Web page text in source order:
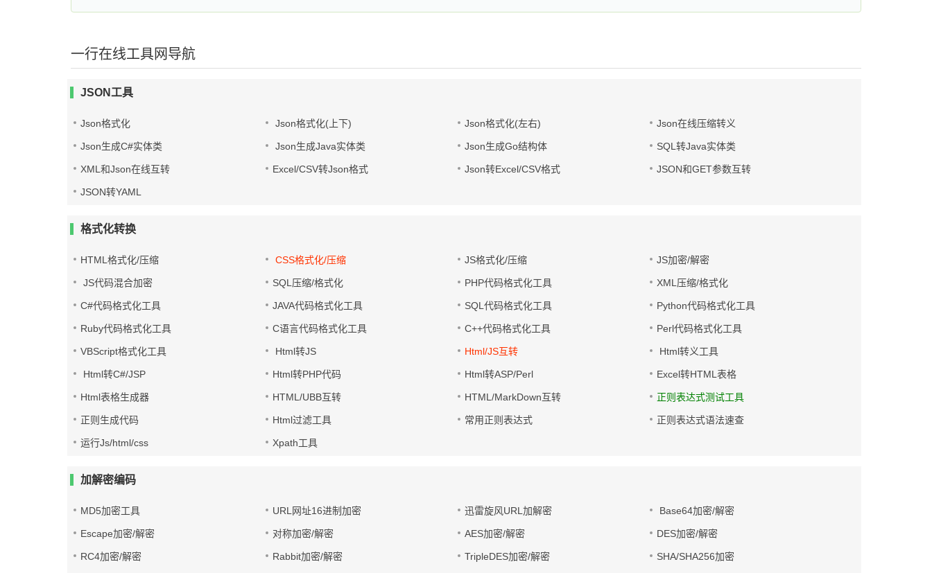
一行在线工具网导航
JSON工具
Json格式化 Json格式化(上下) Json格式化(左右) Json在线压缩转义
Json生成C#实体类 Json生成Java实体类 Json生成Go结构体 SQL转Java实体类
XML和Json在线互转 Excel/CSV转Json格式 Json转Excel/CSV格式 JSON和GET参数互转
JSON转YAML
格式化转换
HTML格式化/压缩 CSS格式化/压缩 JS格式化/压缩 JS加密/解密
JS代码混合加密 SQL压缩/格式化 PHP代码格式化工具 XML压缩/格式化
C#代码格式化工具 JAVA代码格式化工具 SQL代码格式化工具 Python代码格式化工具
Ruby代码格式化工具 C语言代码格式化工具 C++代码格式化工具 Perl代码格式化工具
VBScript格式化工具 Html转JS Html/JS互转 Html转义工具
Html转C#/JSP Html转PHP代码 Html转ASP/Perl Excel转HTML表格
Html表格生成器 HTML/UBB互转 HTML/MarkDown互转 正则表达式测试工具
正则生成代码 Html过滤工具 常用正则表达式 正则表达式语法速查
运行Js/html/css Xpath工具
加解密编码
MD5加密工具 URL网址16进制加密 迅雷旋风URL加解密 Base64加密/解密
Escape加密/解密 对称加密/解密 AES加密/解密 DES加密/解密
RC4加密/解密 Rabbit加密/解密 TripleDES加密/解密 SHA/SHA256加密